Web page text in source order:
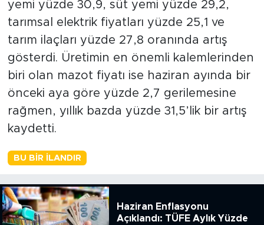
yemi yüzde 30,9, süt yemi yüzde 29,2,
tarımsal elektrik fiyatları yüzde 25,1 ve
tarım ilaçları yüzde 27,8 oranında artış
gösterdi. Üretimin en önemli kalemlerinden
biri olan mazot fiyatı ise haziran ayında bir
önceki aya göre yüzde 2,7 gerilemesine
rağmen, yıllık bazda yüzde 31,5’lik bir artış
kaydetti.
BU BIR İLANDIR
Haziran Enflasyonu
Açıklandı: TÜFE Aylık Yüzde